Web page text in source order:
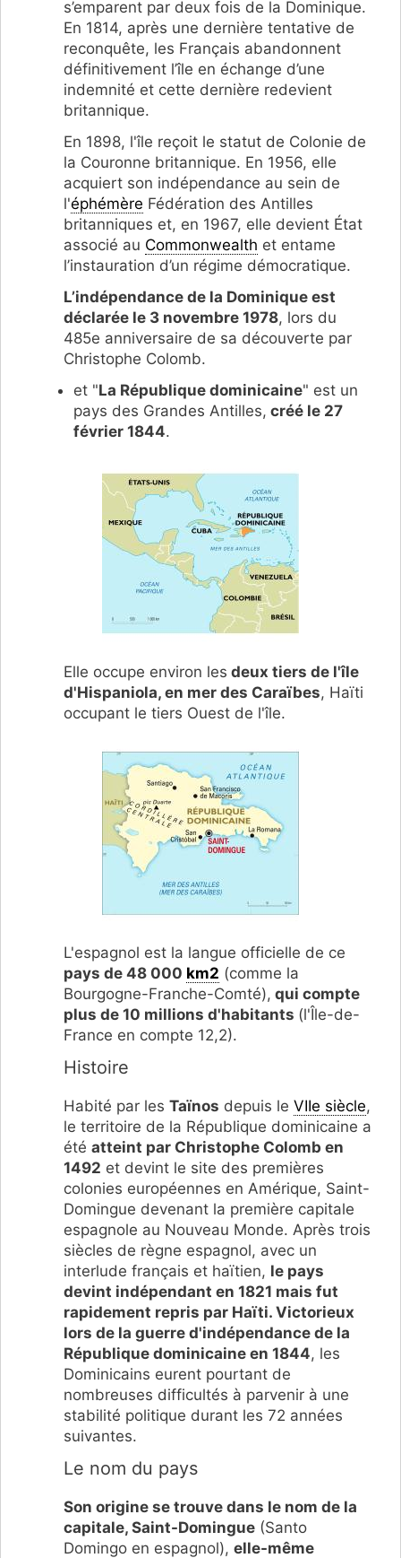
s’emparent par deux fois de la Dominique.
En 1814, après une dernière tentative de
reconquête, les Français abandonnent
définitivement l’île en échange d’une
indemnité et cette dernière redevient
britannique.
En 1898, l'île reçoit le statut de Colonie de
la Couronne britannique. En 1956, elle
acquiert son indépendance au sein de
l'éphémère Fédération des Antilles
britanniques et, en 1967, elle devient État
associé au Commonwealth et entame
l’instauration d’un régime démocratique.
L’indépendance de la Dominique est
déclarée le 3 novembre 1978, lors du
485e anniversaire de sa découverte par
Christophe Colomb.
et "La République dominicaine" est un
pays des Grandes Antilles, créé le 27
février 1844.
Elle occupe environ les deux tiers de l'île
d'Hispaniola, en mer des Caraïbes, Haïti
occupant le tiers Ouest de l'île.
L'espagnol est la langue officielle de ce
pays de 48 000 km2 (comme la
Bourgogne-Franche-Comté), qui compte
plus de 10 millions d'habitants (l'Île-de-
France en compte 12,2).
Histoire
Habité par les Taïnos depuis le VIIe siècle,
le territoire de la République dominicaine a
été atteint par Christophe Colomb en
1492 et devint le site des premières
colonies européennes en Amérique, Saint-
Domingue devenant la première capitale
espagnole au Nouveau Monde. Après trois
siècles de règne espagnol, avec un
interlude français et haïtien, le pays
devint indépendant en 1821 mais fut
rapidement repris par Haïti. Victorieux
lors de la guerre d'indépendance de la
République dominicaine en 1844, les
Dominicains eurent pourtant de
nombreuses difficultés à parvenir à une
stabilité politique durant les 72 années
suivantes.
Le nom du pays
Son origine se trouve dans le nom de la
capitale, Saint-Domingue (Santo
Domingo en espagnol), elle-même